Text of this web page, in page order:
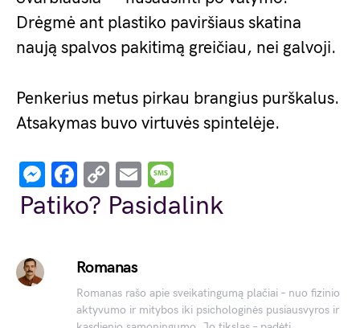
Drėgmė ant plastiko paviršiaus skatina
naują spalvos pakitimą greičiau, nei galvoji.
Penkerius metus pirkau brangius purškalus.
Atsakymas buvo virtuvės spintelėje.
Messenger
Facebook
Copy
Link
Email
Patiko? Pasidalink
Romanas
Romanas rašo apie sveikatingumą plačiai – nuo fizinio
aktyvumo ir mitybos iki psichologinės pusiausvyros ir